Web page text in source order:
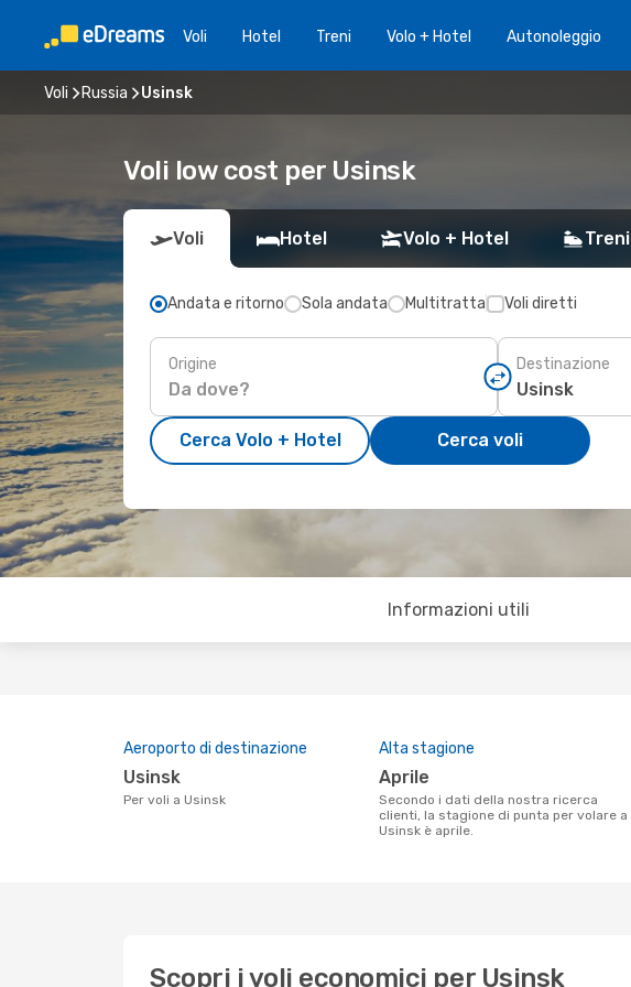
Voli Hotel Treni Volo + Hotel Autonoleggio
Voli Russia Usinsk
Voli low cost per Usinsk
Voli Hotel Volo + Hotel Treni
Andata e ritorno Sola andata Multitratta Voli diretti
Origine Destinazione
Cerca Volo + Hotel Cerca voli
Informazioni utili
Aeroporto di destinazione
Usinsk
Per voli a Usinsk
Alta stagione
aprile
Secondo i dati della nostra ricerca
clienti, la stagione di punta per volare a
Usinsk è aprile.
Scopri i voli economici per Usinsk